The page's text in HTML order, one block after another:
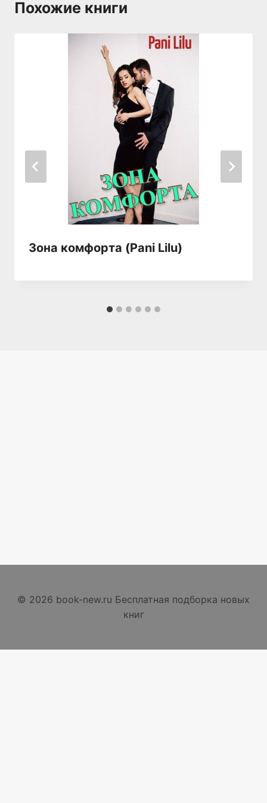
Похожие книги
Зона комфорта (Pani Lilu)
© 2026 book-new.ru Бесплатная подборка новых
книг